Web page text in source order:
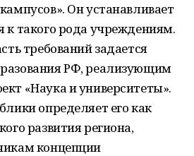
Он устанавливает
к такого рода учреждениям.
требований задается
РФ, реализующим
«Наука и университеты».
определяет его как
развития региона,
концепции